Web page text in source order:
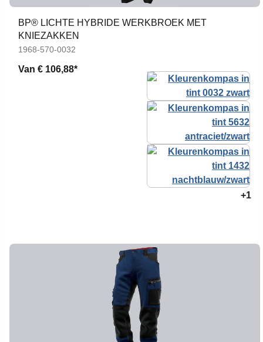
BP® LICHTE HYBRIDE WERKBROEK MET
KNIEZAKKEN
1968-570-0032
Van € 106,88*
+1